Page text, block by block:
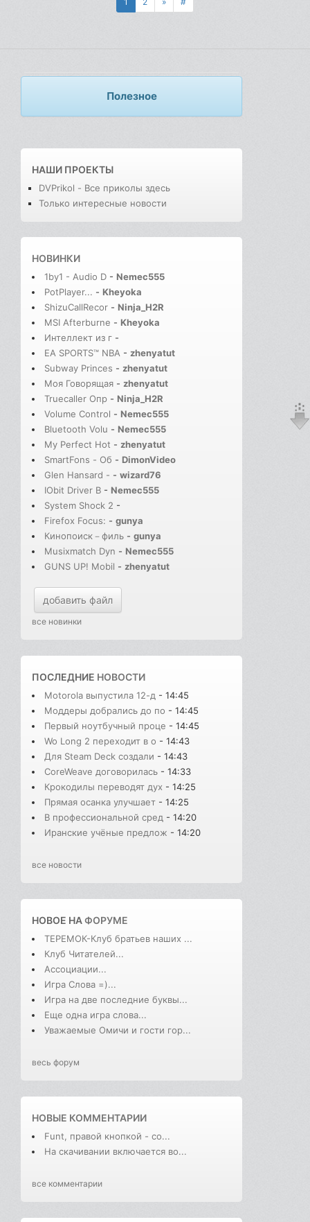
Полезное
НАШИ ПРОЕКТЫ
DVPrikol - Все приколы здесь
Только интересные новости
НОВИНКИ
1by1 - Audio D - Nemec555
PotPlayer... - Kheyoka
ShizuCallRecor - Ninja_H2R
MSI Afterburne - Kheyoka
Интеллект из г -
EA SPORTS™ NBA - zhenyatut
Subway Princes - zhenyatut
Моя Говорящая - zhenyatut
Truecaller Опр - Ninja_H2R
Volume Control - Nemec555
Bluetooth Volu - Nemec555
My Perfect Hot - zhenyatut
SmartFons - Об - DimonVideo
Glen Hansard - - wizard76
IObit Driver B - Nemec555
System Shock 2 -
Firefox Focus: - gunya
Кинопоиск－филь - gunya
Musixmatch Dyn - Nemec555
GUNS UP! Mobil - zhenyatut
добавить файл
все новинки
ПОСЛЕДНИЕ НОВОСТИ
Motorola выпустила 12-д - 14:45
Моддеры добрались до по - 14:45
Первый ноутбучный проце - 14:45
Wo Long 2 переходит в о - 14:43
Для Steam Deck создали - 14:43
CoreWeave договорилась - 14:33
Крокодилы переводят дух - 14:25
Прямая осанка улучшает - 14:25
В профессиональной сред - 14:20
Иранские учёные предлож - 14:20
все новости
НОВОЕ НАФОРУМЕ
ТЕРЕМОК-Клуб братьев наших ...
Клуб Читателей...
Ассоциации...
Игра Слова =)...
Игра на две последние буквы...
Еще одна игра слова...
Уважаемые Омичи и гости гор...
весь форум
НОВЫЕ КОММЕНТАРИИ
Funt, правой кнопкой - со...
На скачивании включается во...
все комментарии